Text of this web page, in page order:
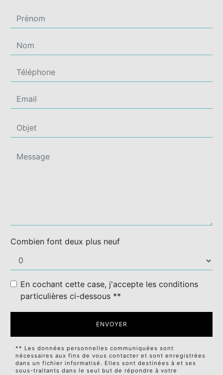
Combien font deux plus neuf
En cochant cette case, j'accepte les conditions
particulières ci-dessous **
ENVOYER
** Les données personnelles communiquées sont
nécessaires aux fins de vous contacter et sont enregistrées
dans un fichier informatisé. Elles sont destinées à et ses
sous-traitants dans le seul but de répondre à votre